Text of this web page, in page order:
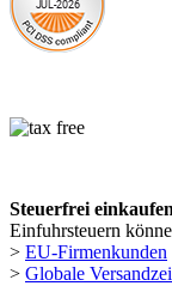
Steuerfrei einkaufen
Einfuhrsteuern
> EU-Firmenkunden
> Globale